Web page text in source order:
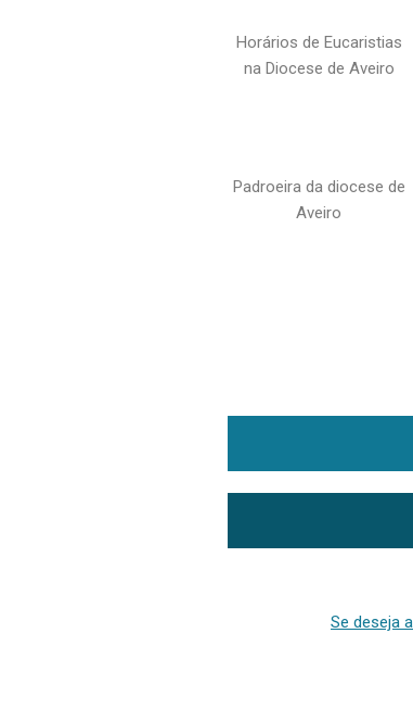
Horários de Eucaristias
na Diocese de Aveiro
Padroeira da diocese de
Aveiro
Se deseja